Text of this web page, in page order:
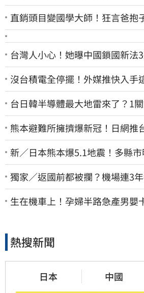
直銷頭目變國學大師！狂言爸抱
台灣人小心！她曝中國鎖國新法
沒台積電全停擺！外媒推快入手
台日韓半導體最大地雷來了？1
熊本避難所擁擠爆新冠！日網推
新／日本熊本爆5.1地震！多縣
獨家／返國前都被攔？機場連3
客：難怪日本觀光這麼強
生在機車上！孕婦半路急產男嬰
熱搜新聞
日本 中國